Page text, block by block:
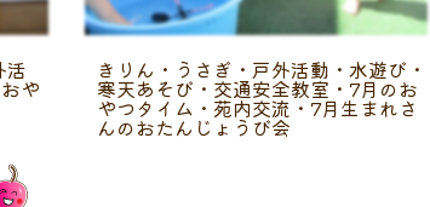
活
や
きりん・うさぎ・戸外活動・水遊び・
寒天あそび・交通安全教室・7月のお
やつタイム・苑内交流・7月生まれさ
んのおたんじょうび会